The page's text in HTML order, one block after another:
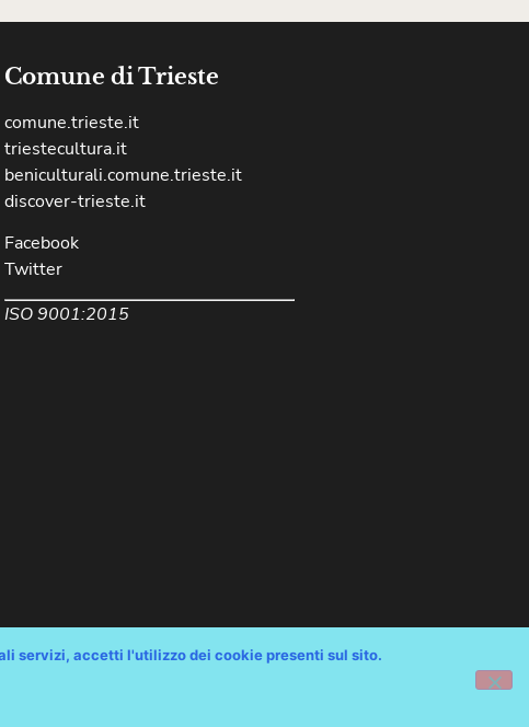
Comune di Trieste
comune.trieste.it
triestecultura.it
beniculturali.comune.trieste.it
discover-trieste.it
Facebook
Twitter
ISO 9001:2015
servizi, accetti l'utilizzo dei cookie presenti sul sito.